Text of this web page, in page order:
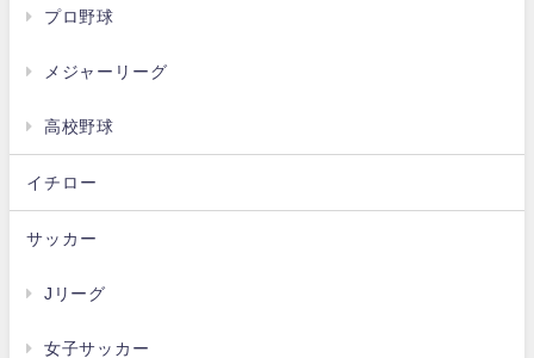
プロ野球
メジャーリーグ
高校野球
イチロー
サッカー
Jリーグ
女子サッカー